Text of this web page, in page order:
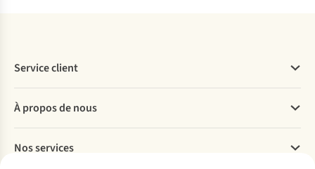
Service client
Commander
Payer
Livraison
À propos de nous
Explore More
Nos services